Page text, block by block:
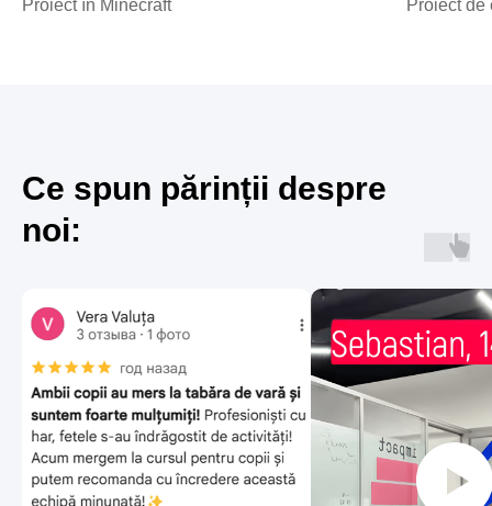
Proiect în Minecraft Proiect de
Ce spun părinții despre
noi: